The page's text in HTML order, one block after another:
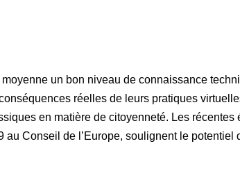
un bon niveau de connaissance
réelles de leurs pratiques
en matière de citoyenneté. Les récentes
Conseil de l’Europe, soulignent le potentiel